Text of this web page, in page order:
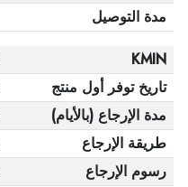
مدة التوصيل
KMIN
تاريخ توفر أول منتج
مدة الإرجاع (بالأيام)
طريقة الإرجاع
رسوم الإرجاع